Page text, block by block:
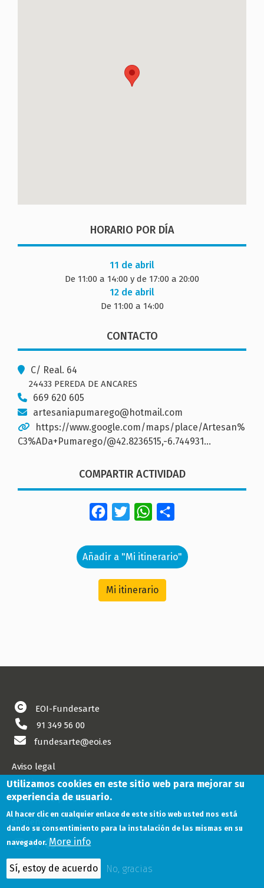
HORARIO POR DÍA
11 de abril
De 11:00 a 14:00 y de 17:00 a 20:00
12 de abril
De 11:00 a 14:00
CONTACTO
C/ Real. 64
24433 PEREDA DE ANCARES
669 620 605
artesaniapumarego@hotmail.com
https://www.google.com/maps/place/Artesan%
C3%ADa+Pumarego/@42.8236515,-6.744931…
COMPARTIR ACTIVIDAD
FacebookTwitterWhatsApp
Añadir a "Mi itinerario"
Mi itinerario
EOI-Fundesarte
91 349 56 00
fundesarte@eoi.es
Aviso legal
Cookies
Política de privacidad
Utilizamos cookies en este sitio web para mejorar su
experiencia de usuario.
Al hacer clic en cualquier enlace de este sitio web usted nos está
dando su consentimiento para la instalación de las mismas en su
navegador. More info
Sí, estoy de acuerdo No, gracias